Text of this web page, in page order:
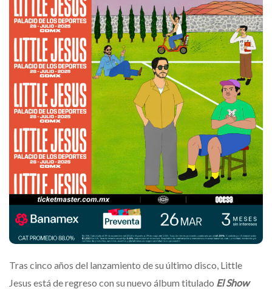
Tras cinco años del lanzamiento de su último disco, Little
Jesus está de regreso con su nuevo álbum titulado El Show